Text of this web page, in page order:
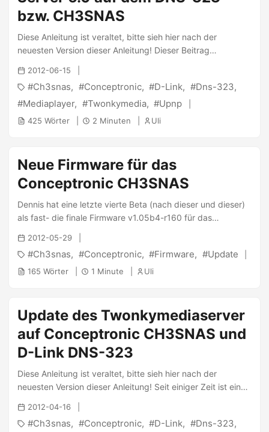
bzw. CH3SNAS
Diese Anleitung ist veraltet, bitte sieh hier nach der
neuesten Version dieser Anleitung! Dieser Beitrag
beschreibt nur die Problemanalyse für die Installation, die
eigentliche Installation findet sich hier für die
verschiedenen Geräte. Das befolgen der untenstehenden
Schritte erfolgt auf eigene Gefahr! Vor einiger Zeit bin ich
von einem Webseitenbesucher gebeten worden, mir den
Verdacht, der sich dann auch bald erhärten sollte:
Twonkymedia Server schreibt den internen Speicher voll.
Anleitung. Der Anleitung folgt man auf eigene Gefahr, diese
ist nicht für den Produktiveinsatz gedacht! ...
2012-06-15
Ch3snas Conceptronic D-Link
Dns-323
Mediaplayer
Twonkymedia Upnp
425 Wörter 2 Minuten Uli
Neue Firmware für das
Conceptronic CH3SNAS
Dennis hat eine letzte vierte Beta (nach dieser und dieser)
als fast- die finale Firmware v1.05b4-r160 für das
Conceptronic CH3SNAS online gestellt . Das Release ist
relativ unspektakulär, da es nur die folgenden Fixes
mitbringt: ...
2012-05-29
Ch3snas Conceptronic Firmware Update
165 Wörter 1 Minute Uli
Update des Twonkymediaserver
auf Conceptronic CH3SNAS und
D-Link DNS-323
Diese Anleitung ist veraltet, bitte sieh hier nach der
neuesten Version dieser Anleitung! Seit einiger Zeit ist eine
neue Version für den Twonkymedia Server auf der
Bildfläche und oft wurde ich gefragt, wie man diese über
eine bestehende Installation mit einer früheren Version
2012-04-16
Ch3snas Conceptronic D-Link
Dns-323